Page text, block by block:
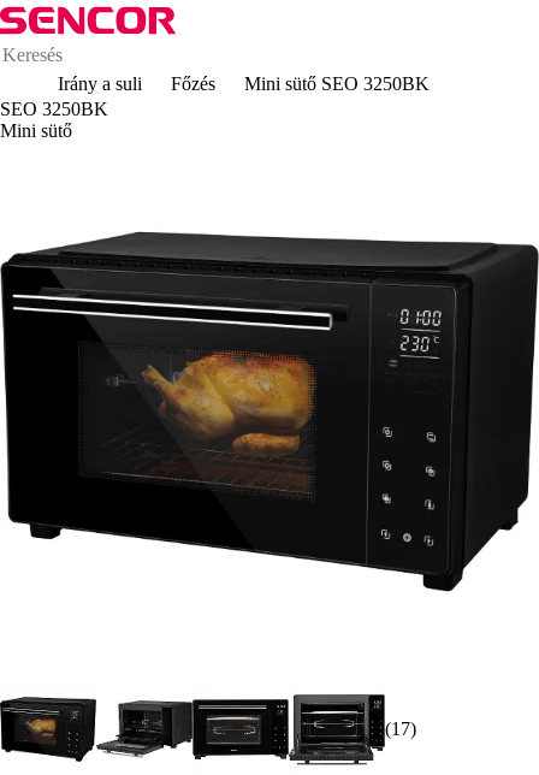
Irány a suli Főzés
Mini sütő SEO 3250BK
SEO 3250BK
Mini sütő
(17)